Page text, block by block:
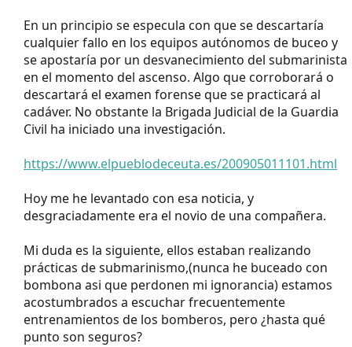
En un principio se especula con que se descartaría
cualquier fallo en los equipos autónomos de buceo y
se apostaría por un desvanecimiento del submarinista
en el momento del ascenso. Algo que corroborará o
descartará el examen forense que se practicará al
cadáver. No obstante la Brigada Judicial de la Guardia
Civil ha iniciado una investigación.
https://www.elpueblodeceuta.es/200905011101.html
Hoy me he levantado con esa noticia, y
desgraciadamente era el novio de una compañera.
Mi duda es la siguiente, ellos estaban realizando
prácticas de submarinismo,(nunca he buceado con
bombona asi que perdonen mi ignorancia) estamos
acostumbrados a escuchar frecuentemente
entrenamientos de los bomberos, pero ¿hasta qué
punto son seguros?